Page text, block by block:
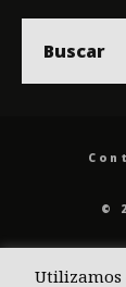
©
Utilizamos